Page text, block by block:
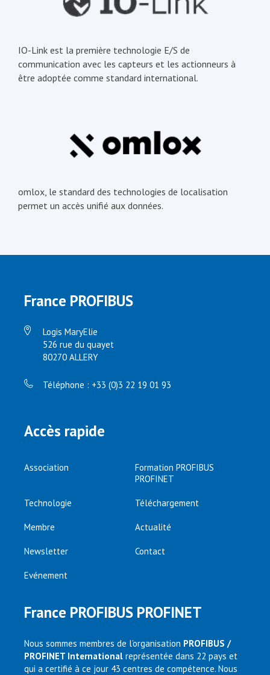
IO-Link est la première technologie E/S de
communication avec les capteurs et les actionneurs à
être adoptée comme standard international.
omlox, le standard des technologies de localisation
permet un accès unifié aux données.
France PROFIBUS
Logis MaryElie
526 rue du quayet
80270 ALLERY
Téléphone : +33 (0)3 22 19 01 93
Accès rapide
Association
Formation PROFIBUS
PROFINET
Technologie Téléchargement
Membre Actualité
Newsletter Contact
Evénement
France PROFIBUS PROFINET
Nous sommes membres de l’organisation PROFIBUS /
PROFINET International représentée dans 22 pays et
qui a certifié à ce jour 43 centres de compétence. Nous